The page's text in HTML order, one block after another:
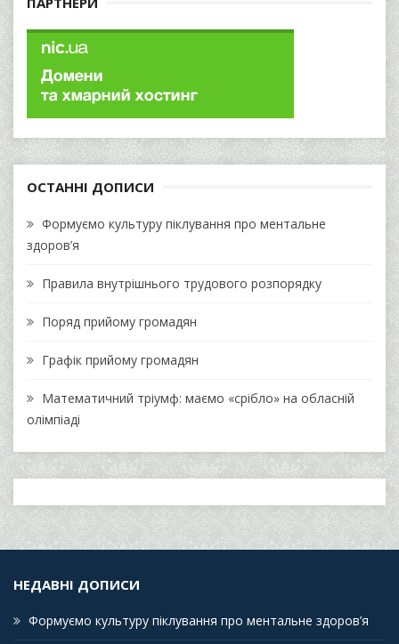
ОСТАННІ ДОПИСИ
Формуємо культуру піклування про ментальне
здоров’я
Правила внутрішнього трудового розпорядку
Поряд прийому громадян
Графік прийому громадян
Математичний тріумф: маємо «срібло» на обласній
олімпіаді
НЕДАВНІ ДОПИСИ
Формуємо культуру піклування про ментальне здоров’я